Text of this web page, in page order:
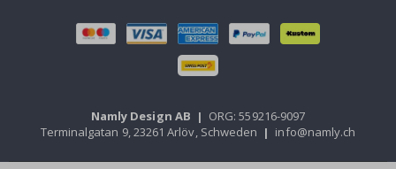
Namly Design AB | ORG: 559216-9097
Terminalgatan 9, 23261 Arlöv, Schweden | info@namly.ch